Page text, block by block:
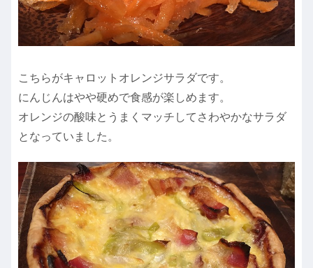
こちらがキャロットオレンジサラダです。
にんじんはやや硬めで食感が楽しめます。
オレンジの酸味とうまくマッチしてさわやかなサラダ
となっていました。